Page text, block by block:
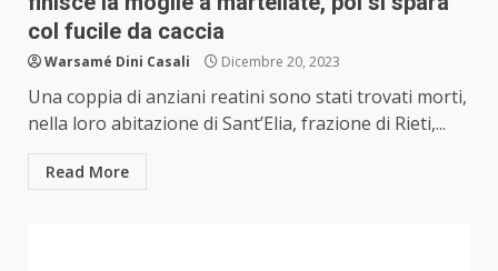
col fucile da caccia
Warsamé Dini Casali Dicembre 20, 2023
Una coppia di anziani reatini sono stati trovati morti,
nella loro abitazione di Sant’Elia, frazione di Rieti,...
Read More